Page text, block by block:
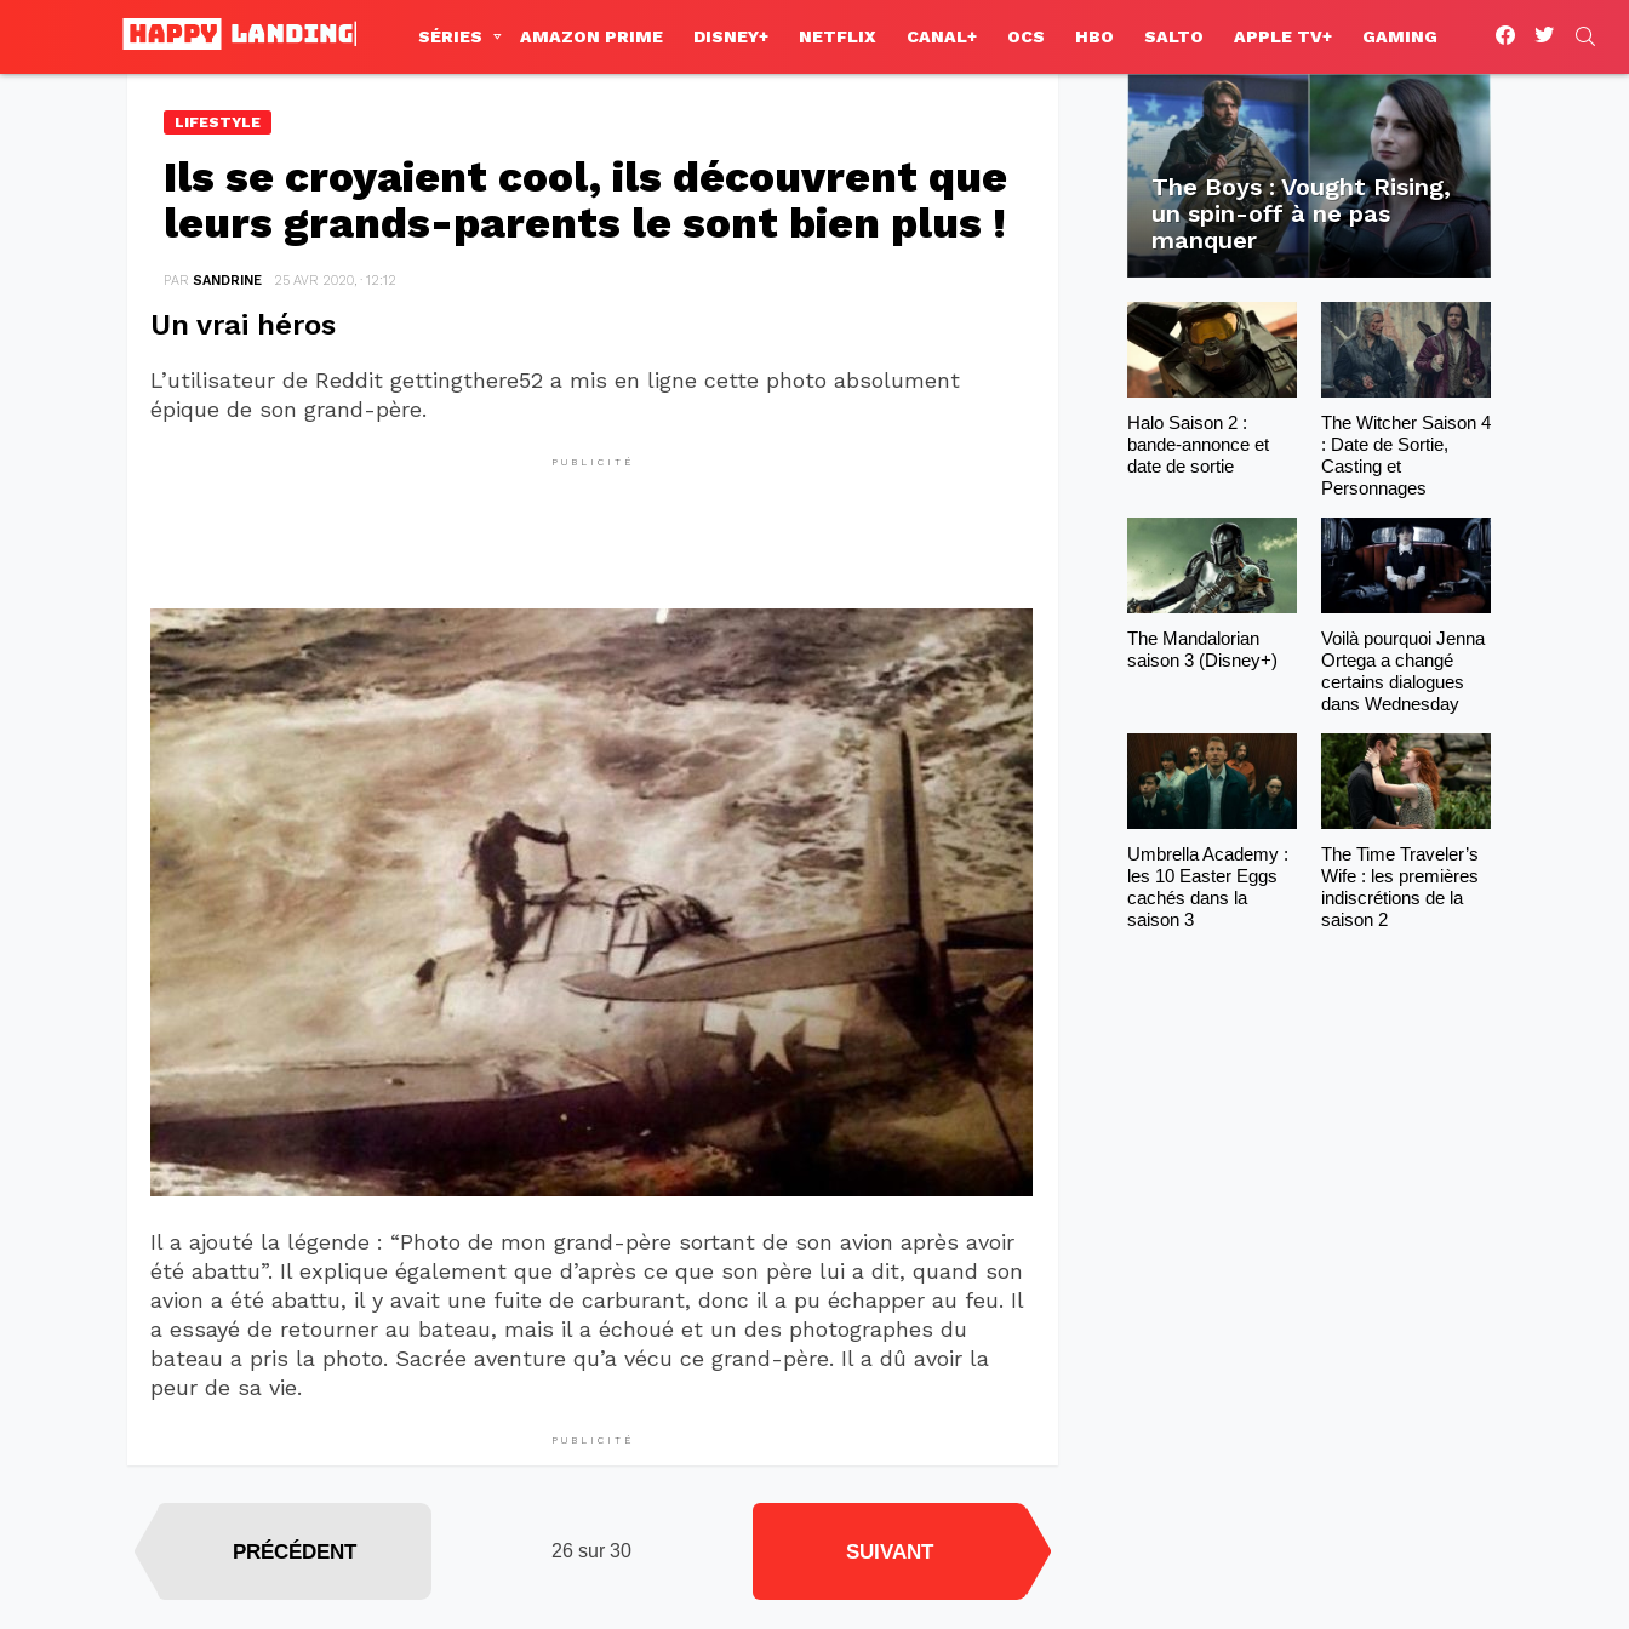
SÉRIES AMAZON PRIME DISNEY+ NETFLIX CANAL+ OCS HBO SALTO APPLE TV+ GAMING
facebooktwitter
LIFESTYLE
Ils se croyaient cool, ils découvrent que
leurs grands-parents le sont bien plus !
PAR SANDRINE 25 AVR 2020, · 12:12
Un vrai héros
L’utilisateur de Reddit gettingthere52 a mis en ligne cette photo absolument
épique de son grand-père.
PUBLICITÉ
Il a ajouté la légende : “Photo de mon grand-père sortant de son avion après avoir
été abattu”. Il explique également que d’après ce que son père lui a dit, quand son
avion a été abattu, il y avait une fuite de carburant, donc il a pu échapper au feu. Il
a essayé de retourner au bateau, mais il a échoué et un des photographes du
bateau a pris la photo. Sacrée aventure qu’a vécu ce grand-père. Il a dû avoir la
peur de sa vie.
PUBLICITÉ
26 sur 30
PRÉCÉDENT SUIVANT
The Boys : Vought Rising,
un spin-off à ne pas
manquer
Halo Saison 2 :
bande-annonce et
date de sortie
The Witcher Saison 4
: Date de Sortie,
Casting et
Personnages
The Mandalorian
saison 3 (Disney+)
Voilà pourquoi Jenna
Ortega a changé
certains dialogues
dans Wednesday
Umbrella Academy :
les 10 Easter Eggs
cachés dans la
saison 3
The Time Traveler’s
Wife : les premières
indiscrétions de la
saison 2